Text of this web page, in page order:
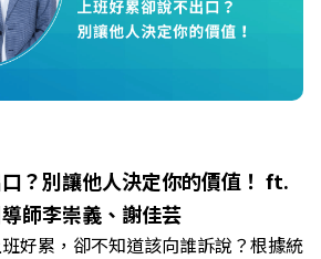
加盟成功率！為無數女性圓夢的「女
」 主持人／遠見雜誌副社長兼遠見
談人／可爾姿Curves台灣執行長 林宏
的盲點，也順手理清生活的雜亂。 點
gvmkt.pse.is/9al3px ✨關注
LINE：https://reurl.cc/A4ELQp
YT：https://bit.ly/38jNi9k
Hosting
？別讓他人決定你的價值！ ft.
師李崇義、謝佳芸
好累，卻不知道該向誰訴說？根據統